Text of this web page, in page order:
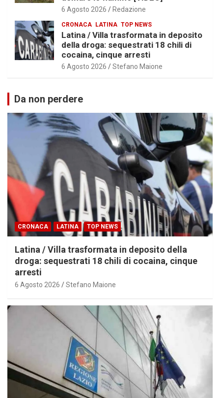
6 Agosto 2026 Redazione
CRONACA LATINA TOP NEWS
Latina / Villa trasformata in deposito
della droga: sequestrati 18 chili di
cocaina, cinque arresti
6 Agosto 2026 Stefano Maione
Da non perdere
CRONACA LATINA TOP NEWS
Latina / Villa trasformata in deposito della
droga: sequestrati 18 chili di cocaina, cinque
arresti
6 Agosto 2026 Stefano Maione